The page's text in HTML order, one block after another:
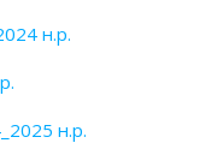
н.р.
н.р.